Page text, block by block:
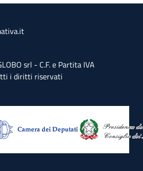
srl - C.F. e Partita IVA
i diritti riservati